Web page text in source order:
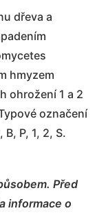
dřeva a
hmyzem
ohrožení 1 a 2
označení
, B, P, 1, 2, S.
Před
informace o